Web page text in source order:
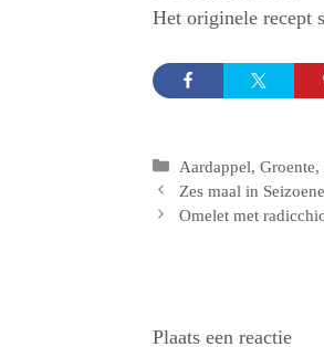
Het originele recept
Categorieën
Aardappel,Groente,
Zes maal in
Omelet met
Plaats een reactie